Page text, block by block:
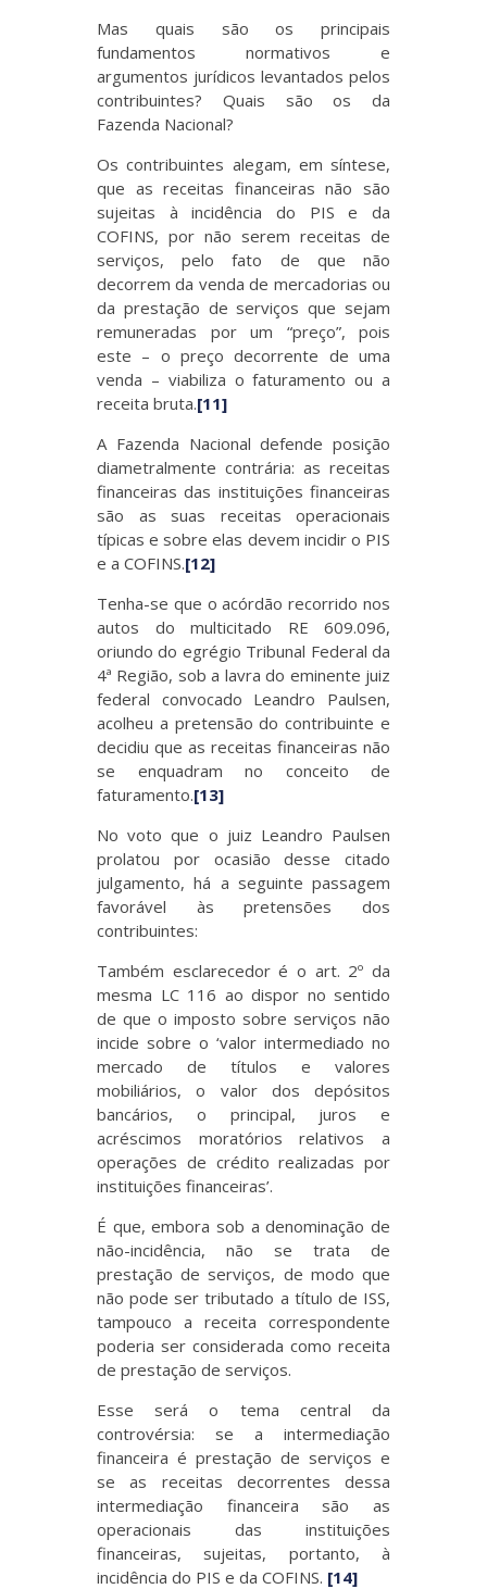
Mas quais são os principais
fundamentos normativos e
argumentos jurídicos levantados pelos
contribuintes? Quais são os da
Fazenda Nacional?
Os contribuintes alegam, em síntese,
que as receitas financeiras não são
sujeitas à incidência do PIS e da
COFINS, por não serem receitas de
serviços, pelo fato de que não
decorrem da venda de mercadorias ou
da prestação de serviços que sejam
remuneradas por um “preço”, pois
este – o preço decorrente de uma
venda – viabiliza o faturamento ou a
receita bruta.[11]
A Fazenda Nacional defende posição
diametralmente contrária: as receitas
financeiras das instituições financeiras
são as suas receitas operacionais
típicas e sobre elas devem incidir o PIS
e a COFINS.[12]
Tenha-se que o acórdão recorrido nos
autos do multicitado RE 609.096,
oriundo do egrégio Tribunal Federal da
4ª Região, sob a lavra do eminente juiz
federal convocado Leandro Paulsen,
acolheu a pretensão do contribuinte e
decidiu que as receitas financeiras não
se enquadram no conceito de
faturamento.[13]
No voto que o juiz Leandro Paulsen
prolatou por ocasião desse citado
julgamento, há a seguinte passagem
favorável às pretensões dos
contribuintes:
Também esclarecedor é o art. 2º da
mesma LC 116 ao dispor no sentido
de que o imposto sobre serviços não
incide sobre o ‘valor intermediado no
mercado de títulos e valores
mobiliários, o valor dos depósitos
bancários, o principal, juros e
acréscimos moratórios relativos a
operações de crédito realizadas por
instituições financeiras’.
É que, embora sob a denominação de
não-incidência, não se trata de
prestação de serviços, de modo que
não pode ser tributado a título de ISS,
tampouco a receita correspondente
poderia ser considerada como receita
de prestação de serviços.
Esse será o tema central da
controvérsia: se a intermediação
financeira é prestação de serviços e
se as receitas decorrentes dessa
intermediação financeira são as
operacionais das instituições
financeiras, sujeitas, portanto, à
incidência do PIS e da COFINS. [14]